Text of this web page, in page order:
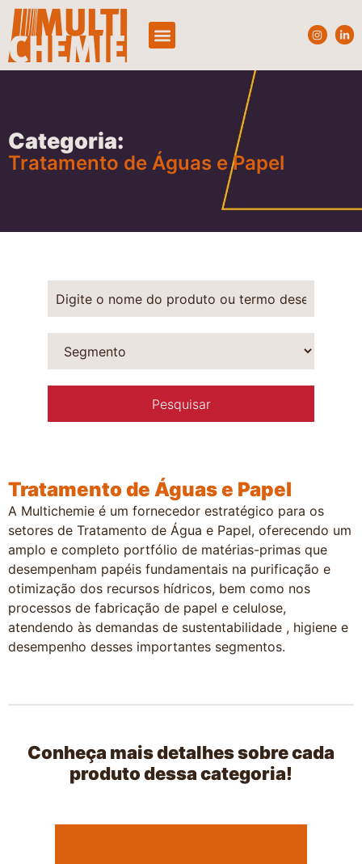
Categoria:
Tratamento de Águas e Papel
Tratamento de Águas e Papel
A Multichemie é um fornecedor estratégico para os
setores de Tratamento de Água e Papel, oferecendo um
amplo e completo portfólio de matérias-primas que
desempenham papéis fundamentais na purificação e
otimização dos recursos hídricos, bem como nos
processos de fabricação de papel e celulose,
atendendo às demandas de sustentabilidade , higiene e
desempenho desses importantes segmentos.
Conheça mais detalhes sobre cada
produto dessa categoria!